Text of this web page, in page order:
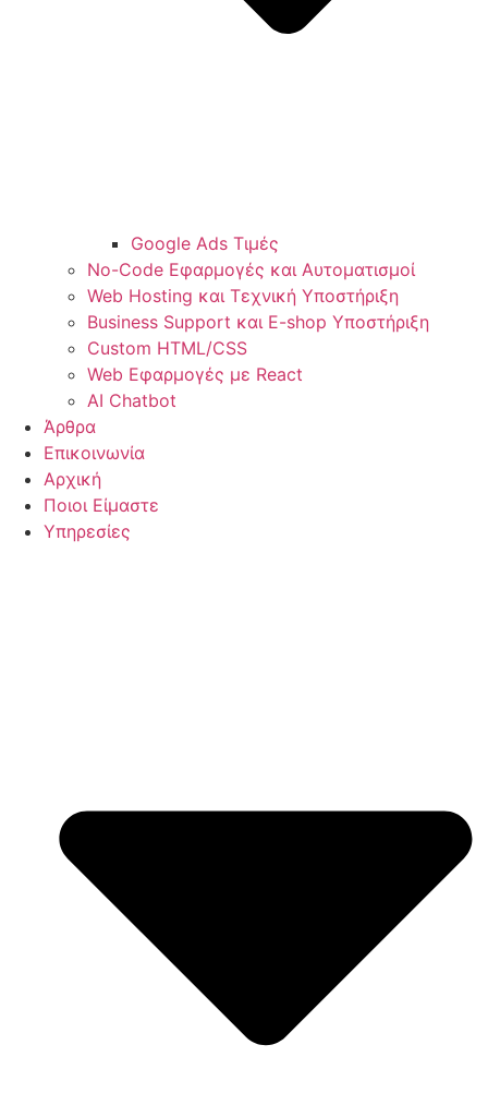
Google Ads Τιμές
No-Code Εφαρμογές και Αυτοματισμοί
Web Hosting και Τεχνική Υποστήριξη
Business Support και E-shop Υποστήριξη
Custom HTML/CSS
Web Εφαρμογές με React
AI Chatbot
Άρθρα
Επικοινωνία
Αρχική
Ποιοι Είμαστε
Υπηρεσίες